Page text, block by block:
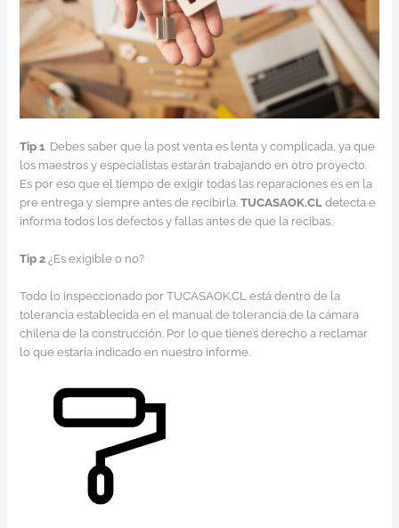
Tip 1 Debes saber que la post venta es lenta y complicada, ya que
los maestros y especialistas estarán trabajando en otro proyecto.
Es por eso que el tiempo de exigir todas las reparaciones es en la
pre entrega y siempre antes de recibirla.TUCASAOK.CL detecta e
informa todos los defectos y fallas antes de que la recibas.
Tip 2 ¿Es exigible o no?
Todo lo inspeccionado por TUCASAOK.CL está dentro de la
tolerancia establecida en el manual de tolerancia de la cámara
chilena de la construcción. Por lo que tienes derecho a reclamar
lo que estaría indicado en nuestro informe.